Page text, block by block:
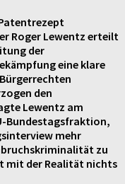
Roger Lewentz erteilt
der
eine klare
den
Lewentz am
Bundestagsfraktion,
mehr
zu
mit der Realität nichts